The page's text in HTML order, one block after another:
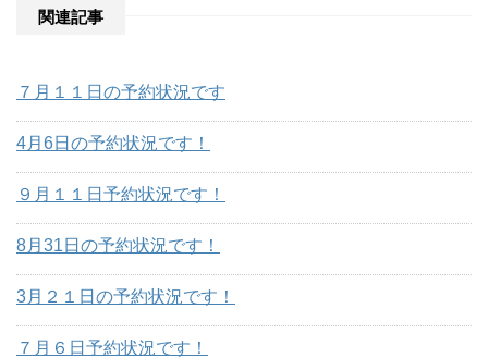
関連記事
７月１１日の予約状況です
4月6日の予約状況です！
９月１１日予約状況です！
8月31日の予約状況です！
3月２１日の予約状況です！
７月６日予約状況です！